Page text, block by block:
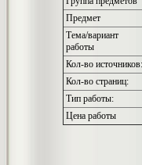
Предмет
Тема/вариант
работы
Кол-во источников:
Кол-во страниц:
Тип работы:
Цена работы